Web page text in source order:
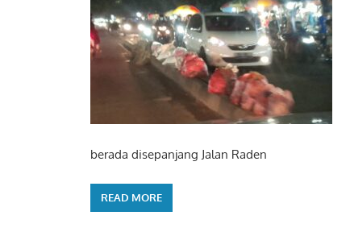
berada disepanjang Jalan Raden
READ MORE